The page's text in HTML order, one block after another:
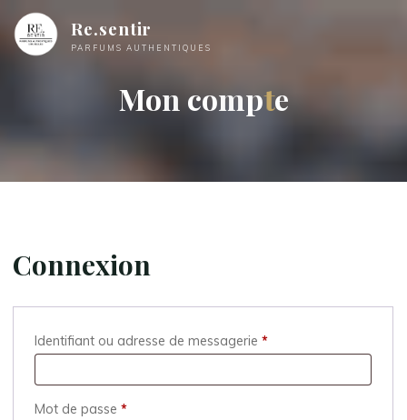
contenu
Re.sentir
PARFUMS AUTHENTIQUES
Moncompt
te
Connexion
Identifiant ou adresse de messagerie*Obligatoire
Mot de passe*Obligatoire